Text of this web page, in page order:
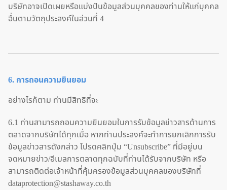
บริษัทอาจเปิดเผยหรือแบ่งปันข้อมูลส่วนบุคคลของท่านให้แก่บุคคล
อื่นตามวัตถุประสงค์ในส่วนที่ 4
6. การถอนความยินยอม
อย่างไรก็ตาม ท่านมีสิทธิที่จะ
6.1 ท่านสามารถถอนความยินยอมในการรับข้อมูลข่าวสารด้านการ
ตลาดจากบริษัทได้ทุกเมื่อ หากท่านประสงค์จะทำการยกเลิกการรับ
ข้อมูลข่าวสารดังกล่าว โปรดคลิกปุ่ม “Unsubscribe” ที่มีอยู่บน
จดหมายข่าว/อีเมลการตลาดทุกฉบับที่ท่านได้รับจากบริษัท หรือ
สามารถติดต่อเจ้าหน้าที่คุ้มครองข้อมูลส่วนบุคคลของบริษัทที่
dataprotection@stashaway.co.th